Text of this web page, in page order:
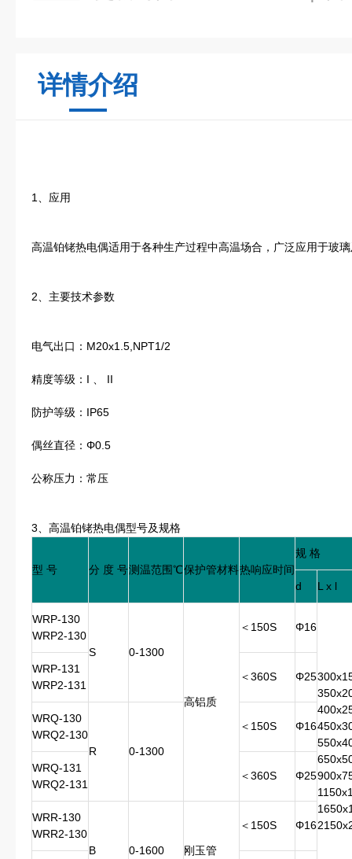
详情介绍
1、应用
高温铂铑热电偶适用于各种生产过程中高温场合，广泛应用于玻
2、主要技术参数
电气出口：M20x1.5,NPT1/2
精度等级：I 、 II
防护等级：IP65
偶丝直径：Φ0.5
公称压力：常压
3、高温铂铑热电偶型号及规格
型 号 分 度 号测温范围℃保护管材料热响应时间
规 格
d L x l
WRP-130
WRP2-130
S
0-1300
高铝质
＜150S Φ16
WRP-131
WRP2-131
＜360S Φ25
WRQ-130
WRQ2-130
R
0-1300
＜150S Φ16
WRQ-131
WRQ2-131
＜360S Φ25
WRR-130
WRR2-130
B
0-1600 刚玉管
＜150S Φ16